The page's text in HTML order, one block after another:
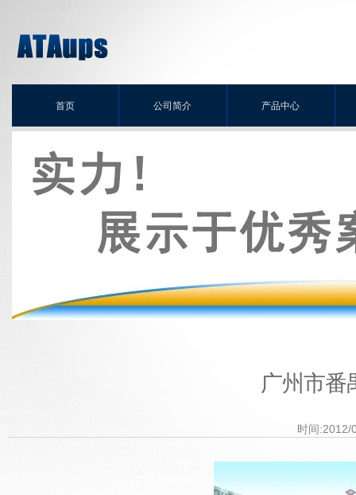
首页 公司简介 产品中心
广州市番
时间